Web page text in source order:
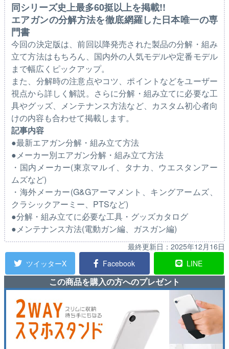
同シリーズ史上最多60挺以上を掲載!!
エアガンの分解方法を徹底網羅した日本唯一の専
門書
今回の決定版は、前回以降発売された製品の分解・組み
立て方法はもちろん、国内外の人気モデルや定番モデル
まで幅広くピックアップ。
また、分解時の注意点やコツ、ポイントなどをユーザー
視点から詳しく解説。さらに分解・組み立てに必要な工
具やグッズ、メンテナンス方法など、カスタム初心者向
けの内容も合わせて掲載します。
記事内容
●最新エアガン分解・組み立て方法
●メーカー別エアガン分解・組み立て方法
・国内メーカー(東京マルイ、タナカ、ウエスタンアー
ムズなど)
・海外メーカー(G&Gアーマメント、キングアームズ、
クラシックアーミー、PTSなど)
●分解・組み立てに必要な工具・グッズカタログ
●メンテナンス方法(電動ガン編、ガスガン編)
最終更新日： 2025年12月16日
ツイッターX
Facebook LINE
この商品を購入の方へのプレゼント